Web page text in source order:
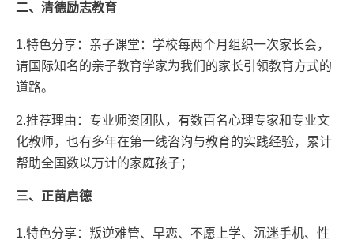
二、清德励志教育
1.特色分享：亲子课堂：学校每两个月组织一次家长会，
请国际知名的亲子教育学家为我们的家长引领教育方式的
道路。
2.推荐理由：专业师资团队，有数百名心理专家和专业文
化教师，也有多年在第一线咨询与教育的实践经验，累计
帮助全国数以万计的家庭孩子；
三、正苗启德
1.特色分享：叛逆难管、早恋、不愿上学、沉迷手机、性